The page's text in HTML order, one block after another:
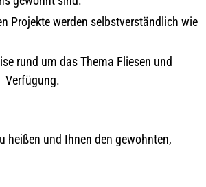
Projekte werden selbstverständlich wie
rund um das Thema Fliesen und
Verfügung.
heißen und Ihnen den gewohnten,